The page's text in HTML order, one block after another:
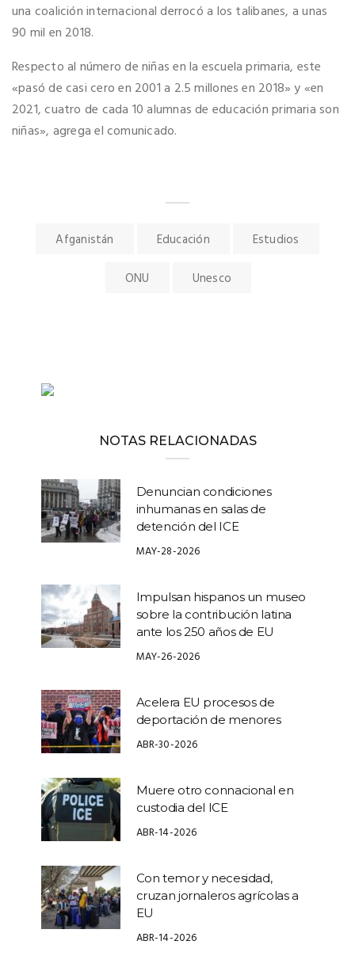
una coalición internacional derrocó a los talibanes, a unas
90 mil en 2018.
Respecto al número de niñas en la escuela primaria, este
«pasó de casi cero en 2001 a 2.5 millones en 2018» y «en
2021, cuatro de cada 10 alumnas de educación primaria son
niñas», agrega el comunicado.
Afganistán Educación Estudios
ONU Unesco
NOTAS RELACIONADAS
Denuncian condiciones
inhumanas en salas de
detención del ICE
MAY-28-2026
Impulsan hispanos un museo
sobre la contribución latina
ante los 250 años de EU
MAY-26-2026
Acelera EU procesos de
deportación de menores
ABR-30-2026
Muere otro connacional en
custodia del ICE
ABR-14-2026
Con temor y necesidad,
cruzan jornaleros agrícolas a
EU
ABR-14-2026